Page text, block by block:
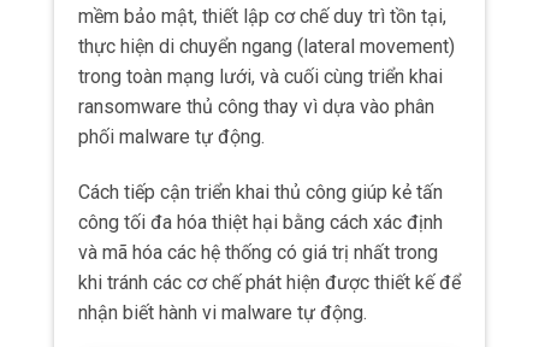
mềm bảo mật, thiết lập cơ chế duy trì tồn tại,
thực hiện di chuyển ngang (lateral movement)
trong toàn mạng lưới, và cuối cùng triển khai
ransomware thủ công thay vì dựa vào phân
phối malware tự động.
Cách tiếp cận triển khai thủ công giúp kẻ tấn
công tối đa hóa thiệt hại bằng cách xác định
và mã hóa các hệ thống có giá trị nhất trong
khi tránh các cơ chế phát hiện được thiết kế để
nhận biết hành vi malware tự động.